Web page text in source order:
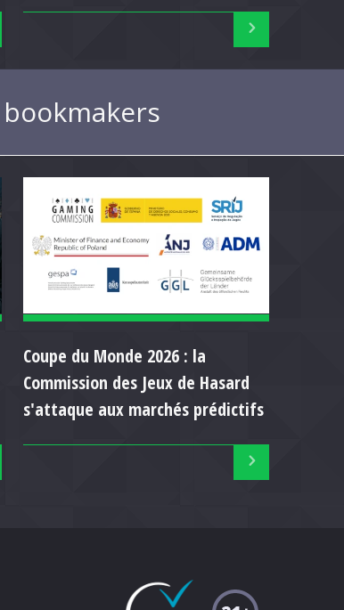
Coupe du Monde 2026 : la
Commission des Jeux de Hasard
s'attaque aux marchés prédictifs